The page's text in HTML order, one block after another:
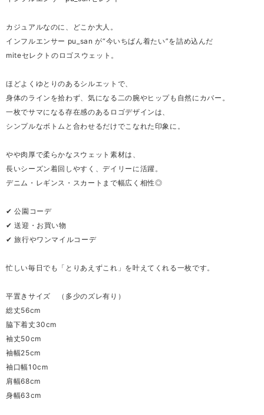
カジュアルなのに、どこか大人。
インフルエンサー pu_san が“今いちばん着たい”を詰め込んだ
miteセレクトのロゴスウェット。
ほどよくゆとりのあるシルエットで、
身体のラインを拾わず、気になる二の腕やヒップも自然にカバー。
一枚でサマになる存在感のあるロゴデザインは、
シンプルなボトムと合わせるだけでこなれた印象に。
やや肉厚で柔らかなスウェット素材は、
長いシーズン着回しやすく、デイリーに活躍。
デニム・レギンス・スカートまで幅広く相性◎
✔ 公園コーデ
✔ 送迎・お買い物
✔ 旅行やワンマイルコーデ
忙しい毎日でも「とりあえずこれ」を叶えてくれる一枚です。
平置きサイズ （多少のズレ有り）
総丈56cm
脇下着丈30cm
袖丈50cm
袖幅25cm
袖口幅10cm
肩幅68cm
身幅63cm